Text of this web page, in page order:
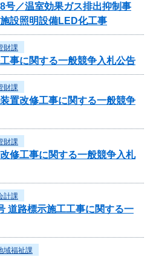
号／温室効果ガス排出抑制事
設照明設備LED化工事
財課
事に関する一般競争入札公告
財課
置改修工事に関する一般競争
財課
修工事に関する一般競争入札
計課
道路標示施工工事に関する一
域福祉課